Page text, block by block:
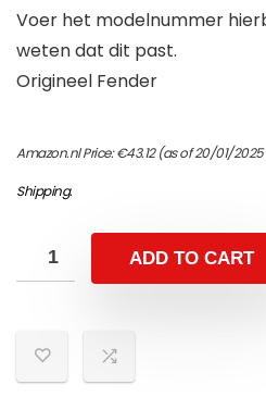
Voer het modelnummer
weten dat dit past.
Origineel Fender
Amazon.nl Price:€43.12(as of 20/01/2025
Shipping.
ADD TO CART